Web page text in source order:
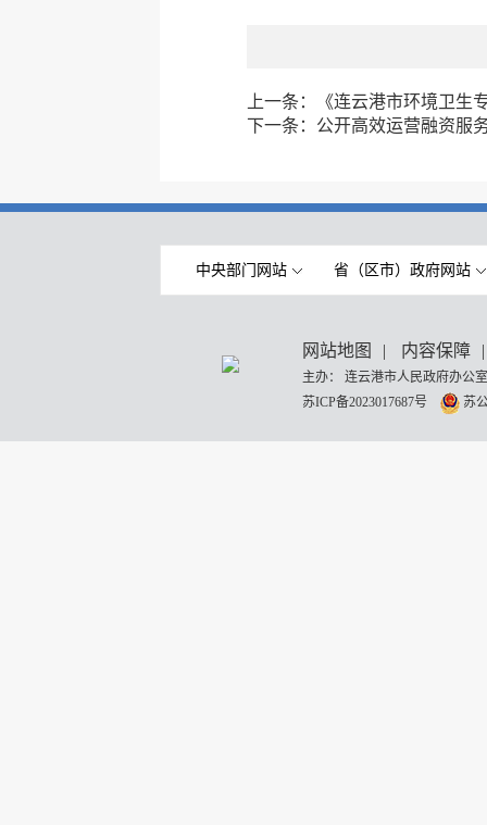
上一条：
《连云港市环境卫生
下一条： 公开高效运营融资服
中央部门网站 省（区市）政府网站
网站地图 | 内容保障 |
主办： 连云港市人民政府办
苏ICP备2023017687号
苏